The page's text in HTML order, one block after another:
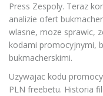
Press Zespoly. Teraz
analizie ofert
wlasne, moze sprawic,
kodami promocyjnymi,
bukmacherskimi.
Uzywajac kodu
PLN freebetu. Historia